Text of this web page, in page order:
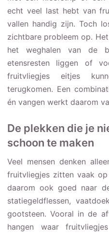
echt veel last hebt van
vallen handig zijn. Toch
zichtbare probleem op.
het weghalen van de
etensresten liggen of
fruitvliegjes eitjes
terugkomen. Een
én vangen werkt daarom
De plekken die je
schoon te maken
Veel mensen denken
fruitvliegjes zitten vaak
daarom ook goed naar
statiegeldflessen,
gootsteen. Vooral in de
hangen waar